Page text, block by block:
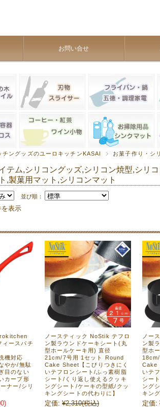
お問い合せ
チングッズのユーロキッチンKASAI お菓子作り・シ
テム,シリコングッズ,シリコン焼型,シリ
,製菓用マット,シリコンマット
並び順：
を表示
ィースパチ
機対応
やか/無駄
目のない
カーブ形
ナー/シリ
ノースティック NoStik テフロ
ン製ラウンドケーキシート(丸
型ホールケーキ用) 直径
21cm/7号用 1セット Round
Cake Sheet【こびりつきにく
いテフロンシート/ふっ素樹脂
シート/くり返し使えるクッキ
ングシート/ケーキの型紙/クッ
キングシートの代わりに】
定価: ¥2,310(税込)
ノー
ン製
型ホ
Cake
いテ
シー
ング
キン
定価: